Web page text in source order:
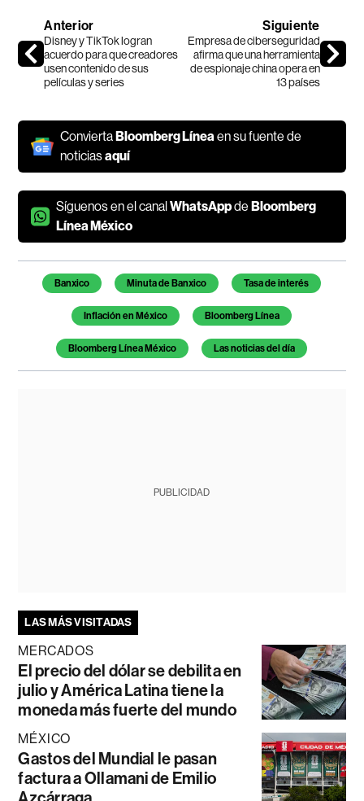
Anterior
Disney y TikTok logran
acuerdo para que creadores
usen contenido de sus
películas y series
Siguiente
Empresa de ciberseguridad
afirma que una herramienta
de espionaje china opera en
13 países
ConviertaBloomberg Líneaen su fuente de
noticiasaquí
Síguenos en el canalWhatsAppdeBloomberg
Línea México
Temas de este artículo
Banxico Minuta de Banxico Tasa de interés
Inflación en México Bloomberg Línea
Bloomberg Línea México Las noticias del día
PUBLICIDAD
LAS MÁS VISITADAS
MERCADOS
El precio del dólar se debilita en
julio y América Latina tiene la
moneda más fuerte del mundo
MÉXICO
Gastos del Mundial le pasan
factura a Ollamani de Emilio